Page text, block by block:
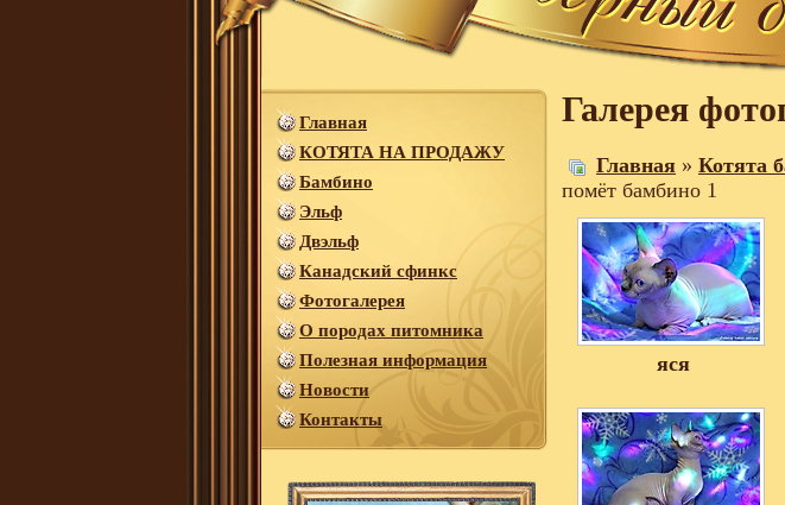
Главная
КОТЯТА НА ПРОДАЖУ
Бамбино
Эльф
Двэльф
Канадский сфинкс
Фотогалерея
О породах питомника
Полезная информация
Новости
Контакты
Галерея
Главная » Котята
помёт бамбино 1
яся